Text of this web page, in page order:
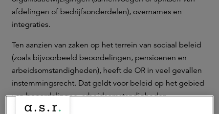
afdelingen of bedrijfsonderdelen), overnames en
integraties.
Ten aanzien van zaken op het terrein van sociaal beleid
(zoals bijvoorbeeld beoordelingen, pensioenen en
arbeidsomstandigheden), heeft de OR in veel gevallen
instemmingsrecht. Dat geldt voor beleid op het gebied
van beoordelingen, arbeidsomstandigheden,
pensioenen, aanstelling en dergelijke. Verder kan de OR